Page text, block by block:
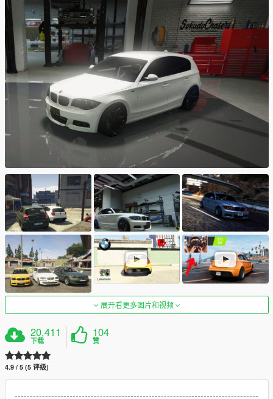
展开看更多图片和视频
20,411
下载
104
赞
4.9 / 5 (5 评级)
--------------------------------------------------------------------------------